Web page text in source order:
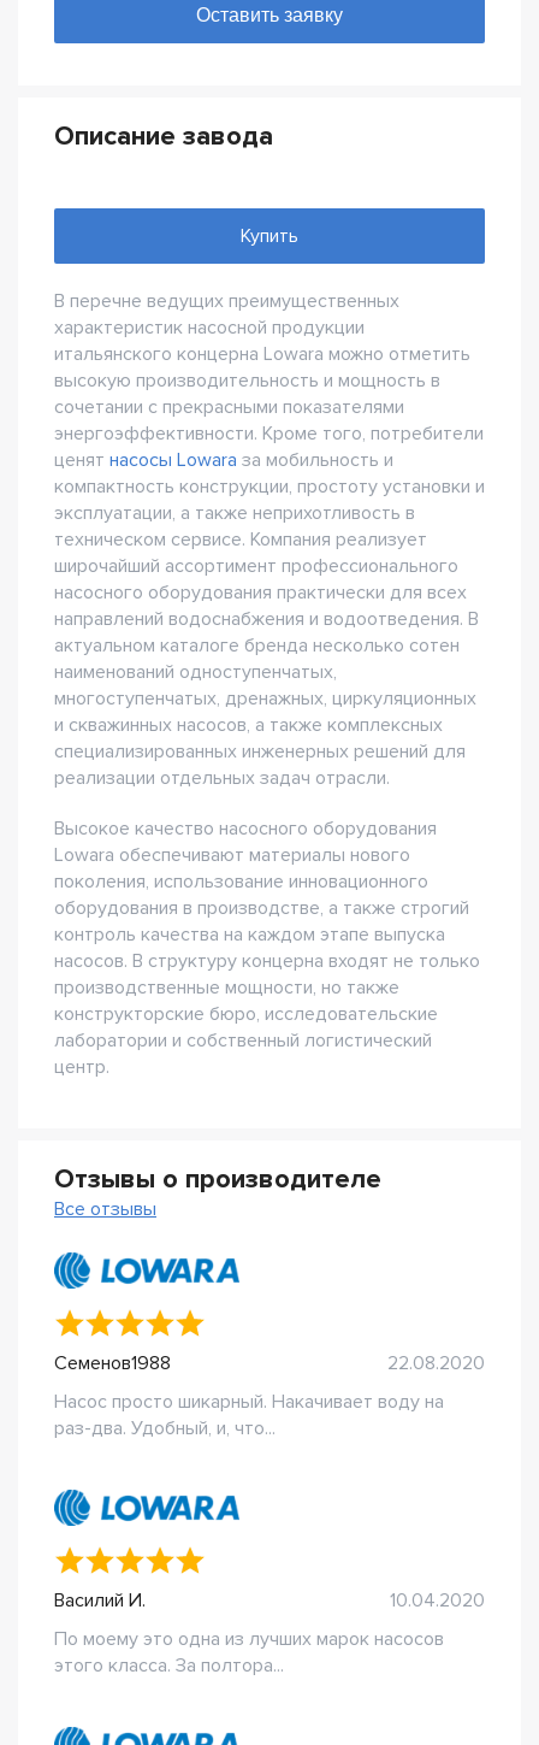
Описание завода
Купить
В перечне ведущих преимущественных
характеристик насосной продукции
итальянского концерна Lowara можно отметить
высокую производительность и мощность в
сочетании с прекрасными показателями
энергоэффективности. Кроме того, потребители
ценят насосы Lowara за мобильность и
компактность конструкции, простоту установки и
эксплуатации, а также неприхотливость в
техническом сервисе. Компания реализует
широчайший ассортимент профессионального
насосного оборудования практически для всех
направлений водоснабжения и водоотведения. В
актуальном каталоге бренда несколько сотен
наименований одноступенчатых,
многоступенчатых, дренажных, циркуляционных
и скважинных насосов, а также комплексных
специализированных инженерных решений для
реализации отдельных задач отрасли.
Высокое качество насосного оборудования
Lowara обеспечивают материалы нового
поколения, использование инновационного
оборудования в производстве, а также строгий
контроль качества на каждом этапе выпуска
насосов. В структуру концерна входят не только
производственные мощности, но также
конструкторские бюро, исследовательские
лаборатории и собственный логистический
центр.
Отзывы о производителе
Все отзывы
Семенов1988
22.08.2020
Насос просто шикарный. Накачивает воду на
раз-два. Удобный, и, что...
Василий И.
10.04.2020
По моему это одна из лучших марок насосов
этого класса. За полтора...